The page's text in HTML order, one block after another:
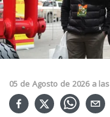
05 de Agosto de 2026 a las